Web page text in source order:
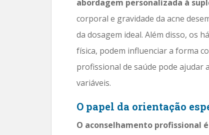
abordagem personalizada à
corporal e gravidade da acne
da dosagem ideal. Além disso, os
física, podem influenciar a forma
profissional de saúde pode ajudar
variáveis.
O papel da orientação
O aconselhamento profissional